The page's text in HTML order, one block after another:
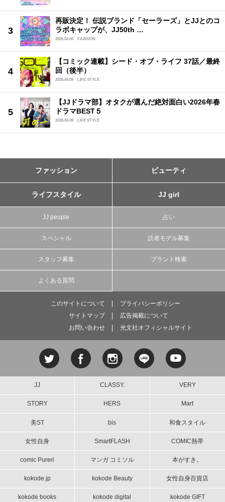
再販決定！ 伝説ブランド「セーラーズ」とJJとのコ
ラボキャップが、JJ50th …
2026.04.06 FASHION
【コミック連載】シード・オブ・ライフ 37話／最終
回（後半）
2026.04.09 LIFE STYLE
【JJドラマ部】オタクが選んだ絶対面白い2026年春
ドラマBEST５
2026.04.09 LIFE STYLE
ファッション ビューティ
ライフスタイル JJ girl
JJ people 占い
スペシャル 読者モデル募集
スタッフ募集 ブランド検索
よくある質問
このサイトについて
プライバシーポリシー
サイトマップ
広告掲載について
お問い合わせ
光文社オフィシャルサイト
JJ CLASSY. VERY
STORY HERS Mart
美ST bis 和食スタイル
女性自身 SmartFLASH COMIC熱帯
comic Pureri マンガ コミソル 本がすき。
kokode.jp kokode Beauty 女性自身百貨店
kokode books kokode digital kokode GIFT